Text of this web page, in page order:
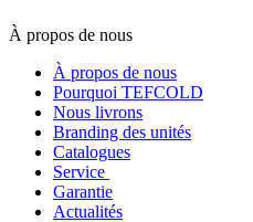
À propos de nous
À propos de nous
Pourquoi TEFCOLD
Nous livrons
Branding des unités
Catalogues
Service
Garantie
Actualités